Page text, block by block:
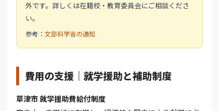
外です。詳しくは在籍校・教育委員会にご相談くださ
い。
参考： 文部科学省の通知
費用の支援｜就学援助と補助制度
草津市 就学援助費給付制度